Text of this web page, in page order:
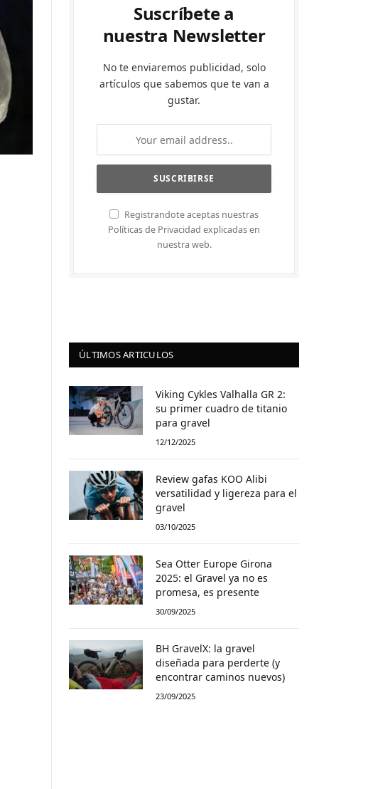
Suscríbete a
nuestra Newsletter
No te enviaremos publicidad, solo
artículos que sabemos que te van a
gustar.
Registrandote aceptas nuestras
Políticas de Privacidad explicadas en
nuestra web.
ÚLTIMOS ARTICULOS
Viking Cykles Valhalla GR 2:
su primer cuadro de titanio
para gravel
12/12/2025
Review gafas KOO Alibi
versatilidad y ligereza para el
gravel
03/10/2025
Sea Otter Europe Girona
2025: el Gravel ya no es
promesa, es presente
30/09/2025
BH GravelX: la gravel
diseñada para perderte (y
encontrar caminos nuevos)
23/09/2025